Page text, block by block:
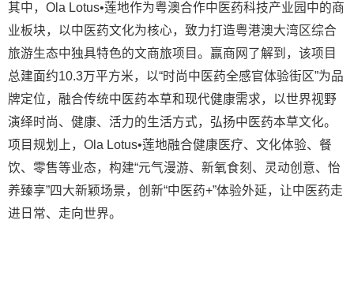
其中，Ola Lotus•莲地作为粤澳合作中医药科技产业园中的商
业板块，以中医药文化为核心，致力打造粤港澳大湾区综合
旅游生态中独具特色的文商旅项目。赢商网了解到，该项目
总建面约10.3万平方米，以“时尚中医药全感官体验街区”为品
牌定位，融合传统中医药本草和现代健康需求，以世界视野
演绎时尚、健康、活力的生活方式，弘扬中医药本草文化。
项目规划上，Ola Lotus•莲地融合健康医疗、文化体验、餐
饮、零售等业态，构建“元气漫游、新氧食刻、灵动创意、怡
养臻享”四大新颖场景，创新“中医药+”体验外延，让中医药走
进日常、走向世界。